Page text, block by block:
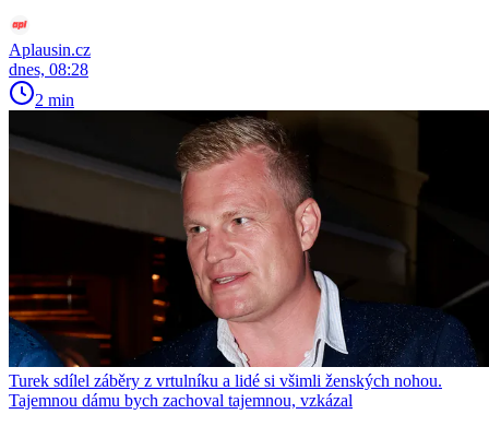
Aplausin.cz
dnes, 08:28
2 min
Turek sdílel záběry z vrtulníku a lidé si všimli ženských nohou.
Tajemnou dámu bych zachoval tajemnou, vzkázal